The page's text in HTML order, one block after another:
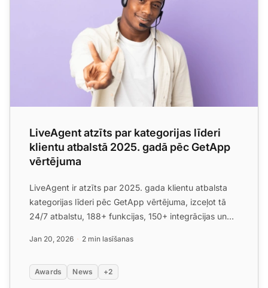
LiveAgent atzīts par kategorijas līderi
klientu atbalstā 2025. gadā pēc GetApp
vērtējuma
LiveAgent ir atzīts par 2025. gada klientu atbalsta
kategorijas līderi pēc GetApp vērtējuma, izceļot tā
24/7 atbalstu, 188+ funkcijas, 150+ integrācijas un
Jan 20, 2026 2 min lasīšanas
Awards News +2